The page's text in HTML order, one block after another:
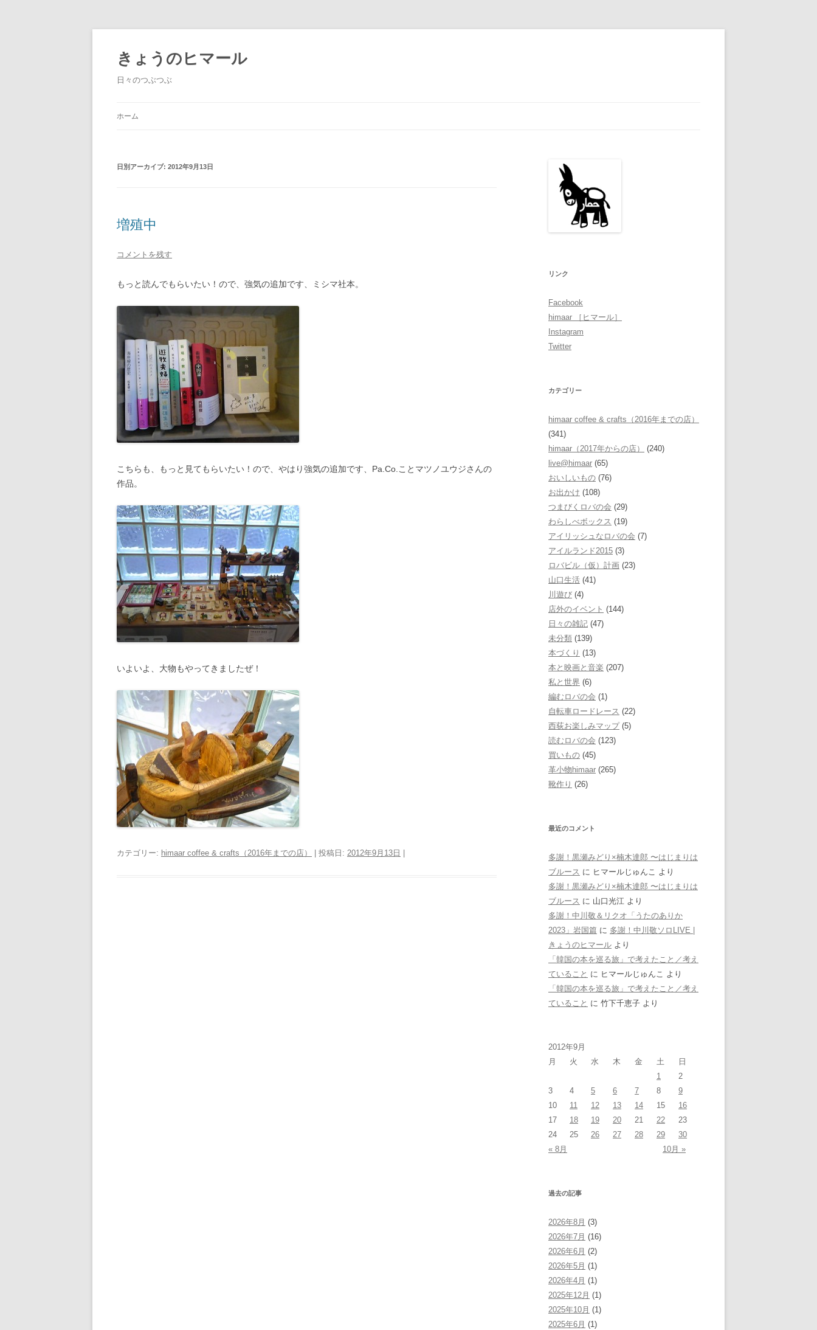
きょうのヒマール
日々のつぶつぶ
ホーム
日別アーカイブ: 2012年9月13日
増殖中
コメントを残す
もっと読んでもらいたい！ので、強気の追加です、ミシマ社本。
こちらも、もっと見てもらいたい！ので、やはり強気の追加です、Pa.Co.ことマツノユウジさんの
作品。
いよいよ、大物もやってきましたぜ！
カテゴリー: himaar coffee & crafts（2016年までの店） | 投稿日: 2012年9月13日
リンク
Facebook
himaar ［ヒマール］
Instagram
Twitter
カテゴリー
himaar coffee & crafts（2016年までの店）
(341)
himaar（2017年からの店）
(240)
live@himaar (65)
おいしいもの (76)
お出かけ (108)
つまびくロバの会 (29)
わらしべボックス (19)
アイリッシュなロバの会 (7)
アイルランド2015 (3)
ロバビル（仮）計画 (23)
山口生活 (41)
川遊び (4)
店外のイベント (144)
日々の雑記 (47)
未分類 (139)
本づくり (13)
本と映画と音楽 (207)
私と世界 (6)
編むロバの会 (1)
自転車ロードレース (22)
西荻お楽しみマップ(5)
読むロバの会 (123)
買いもの (45)
革小物himaar (265)
靴作り (26)
最近のコメント
多謝！黒瀬みどり×楠木達郎 〜はじまりは
ブルース に ヒマールじゅんこ より
多謝！黒瀬みどり×楠木達郎 〜はじまりは
ブルース に 山口光江 より
多謝！中川敬＆リクオ「うたのありか
2023」岩国篇 に 多謝！中川敬ソロLIVE |
きょうのヒマール より
「韓国の本を巡る旅」で考えたこと／考え
ていること に ヒマールじゅんこ より
「韓国の本を巡る旅」で考えたこと／考え
ていること に 竹下千恵子 より
2012年9月
月
火 水 木 金 土
日
1
2
3
4 5 6 7 8
9
10
11 12 13 14 15
16
17
18 19 20 21 22
23
24
25 26 27 28 29
30
« 8月
10月 »
過去の記事
2026年8月 (3)
2026年7月 (16)
2026年6月 (2)
2026年5月 (1)
2026年4月 (1)
2025年12月 (1)
2025年10月 (1)
2025年6月 (1)